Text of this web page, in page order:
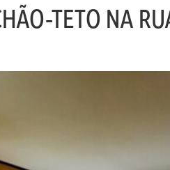
TETO NA